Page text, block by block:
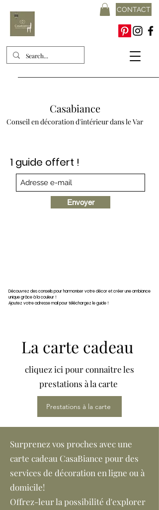
CONTACT
Casabiance
Conseil en décoration d'intérieur dans le Var
1 guide offert !
Envoyer
Découvrez des conseils pour harmoniser votre décor et créer une ambiance
unique grâce à la couleur !
Ajoutez votre adresse mail pour téléchargez le guide !
La carte cadeau
cliquez ici pour connaitre les
prestations à la carte
Prestations à la carte
Surprenez vos proches avec une
carte cadeau CasaBiance pour des
services de décoration en ligne ou à
domicile!
Offrez-leur la possibilité d'explorer